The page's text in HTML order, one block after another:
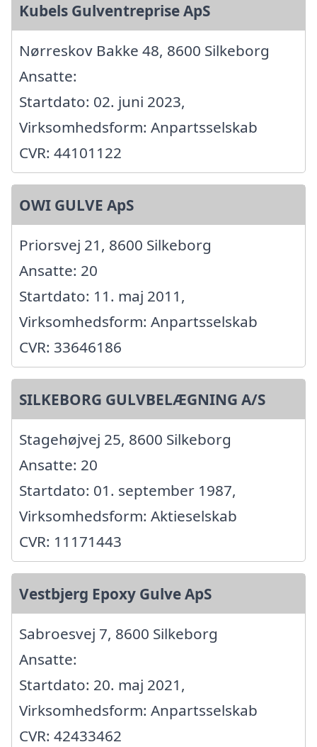
Kubels Gulventreprise ApS
Nørreskov Bakke 48, 8600 Silkeborg
Ansatte:
Startdato: 02. juni 2023,
Virksomhedsform: Anpartsselskab
CVR: 44101122
OWI GULVE ApS
Priorsvej 21, 8600 Silkeborg
Ansatte: 20
Startdato: 11. maj 2011,
Virksomhedsform: Anpartsselskab
CVR: 33646186
SILKEBORG GULVBELÆGNING A/S
Stagehøjvej 25, 8600 Silkeborg
Ansatte: 20
Startdato: 01. september 1987,
Virksomhedsform: Aktieselskab
CVR: 11171443
Vestbjerg Epoxy Gulve ApS
Sabroesvej 7, 8600 Silkeborg
Ansatte:
Startdato: 20. maj 2021,
Virksomhedsform: Anpartsselskab
CVR: 42433462